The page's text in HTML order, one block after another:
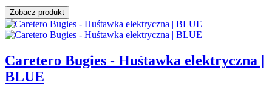
Zobacz produkt
Caretero Bugies - Huśtawka elektryczna |
BLUE